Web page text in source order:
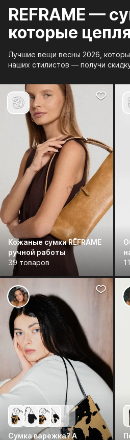
REFRAME —
которые
Лучшие вещи весны 2026,
наших стилистов — получи
Кожаные сумки RĒFRAME
ручной работы
39 товаров
Сумка варежка? А